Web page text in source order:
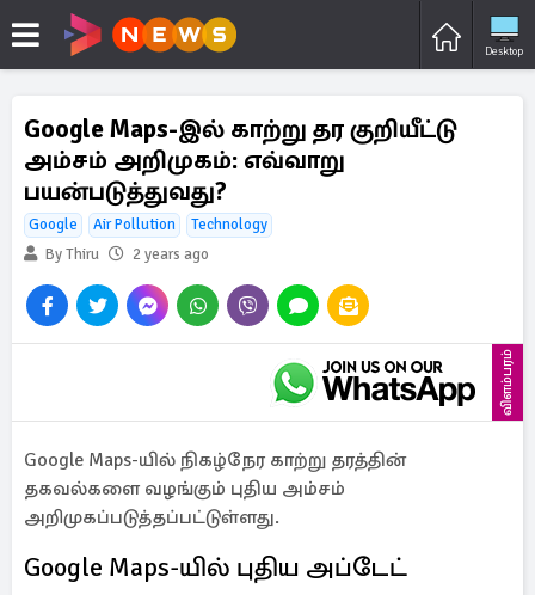
Desktop
Google Maps-இல் காற்று தர குறியீட்டு
அம்சம் அறிமுகம்: எவ்வாறு
பயன்படுத்துவது?
Google Air Pollution
Technology
By Thiru
2 years ago
விளம்பரம்
Google Maps-யில் நிகழ்நேர காற்று தரத்தின்
தகவல்களை வழங்கும் புதிய அம்சம்
அறிமுகப்படுத்தப்பட்டுள்ளது.
Google Maps-யில் புதிய அப்டேட்